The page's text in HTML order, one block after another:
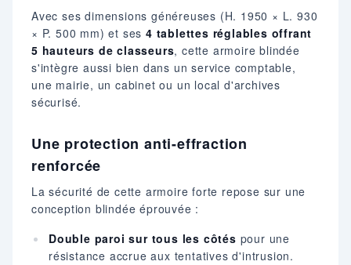
Avec ses dimensions généreuses (H. 1950 × L. 930
× P. 500 mm) et ses4 tablettes réglables offrant
5 hauteurs de classeurs, cette armoire blindée
s'intègre aussi bien dans un service comptable,
une mairie, un cabinet ou un local d'archives
sécurisé.
Une protection anti-effraction
renforcée
La sécurité de cette armoire forte repose sur une
conception blindée éprouvée :
Double paroi sur tous les côtés pour une
résistance accrue aux tentatives d'intrusion.